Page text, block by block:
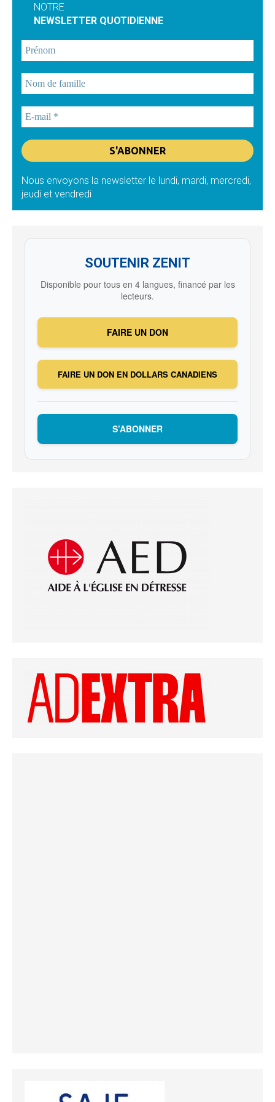
NOTRE
NEWSLETTER QUOTIDIENNE
Nous envoyons la newsletter le lundi, mardi, mercredi,
jeudi et vendredi
SOUTENIR ZENIT
Disponible pour tous en 4 langues, financé par les
lecteurs.
FAIRE UN DON
FAIRE UN DON EN DOLLARS CANADIENS
S’ABONNER